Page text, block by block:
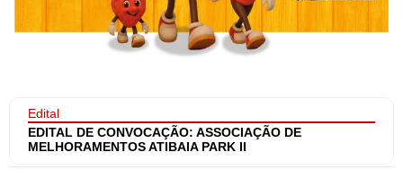
Edital
EDITAL DE CONVOCAÇÃO: ASSOCIAÇÃO DE
MELHORAMENTOS ATIBAIA PARK II